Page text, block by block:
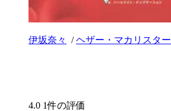
伊坂奈々 /ヘザー・マカリスター
4.0 1件の評価